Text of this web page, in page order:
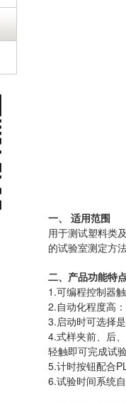
一、 适用范围
用于测试塑料类
的试验室测定方法
二、产品功能特
1.可编程控制器
2.自动化程度高
3.启动时可选择是
4.式样夹前、后
轻触即可完成试验
5.计时按钮配合
6.试验时间系统